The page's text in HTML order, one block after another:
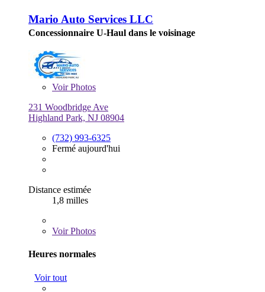
Mario Auto Services LLC
Concessionnaire U-Haul dans le voisinage
VoirPhotos
231 Woodbridge Ave
Highland Park, NJ 08904
(732) 993-6325
Fermé aujourd'hui
Distance estimée
1,8 milles
VoirPhotos
Heures normales
Voir tout